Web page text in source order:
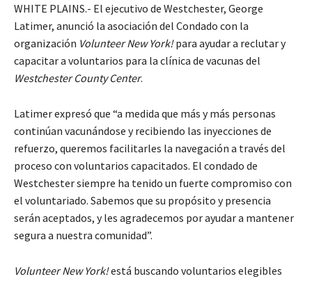
WHITE PLAINS.- El ejecutivo de Westchester, George
Latimer, anunció la asociación del Condado con la
organización Volunteer New York!para ayudar a reclutar y
capacitar a voluntarios para la clínica de vacunas del
Westchester County Center.
Latimer expresó que “a medida que más y más personas
continúan vacunándose y recibiendo las inyecciones de
refuerzo, queremos facilitarles la navegación a través del
proceso con voluntarios capacitados. El condado de
Westchester siempre ha tenido un fuerte compromiso con
el voluntariado. Sabemos que su propósito y presencia
serán aceptados, y les agradecemos por ayudar a mantener
segura a nuestra comunidad”.
Volunteer New York!está buscando voluntarios elegibles